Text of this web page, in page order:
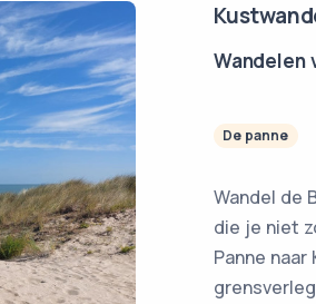
Wandelen
De panne
Wandel de
die je niet
Panne